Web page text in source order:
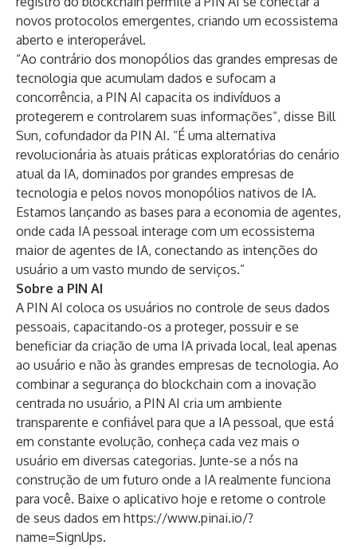
novos protocolos emergentes, criando um ecossistema
aberto e interoperável.
“Ao contrário dos monopólios das grandes empresas de
tecnologia que acumulam dados e sufocam a
concorrência, a PIN AI capacita os indivíduos a
protegerem e controlarem suas informações”, disse Bill
Sun, cofundador da PIN AI. “É uma alternativa
revolucionária às atuais práticas exploratórias do cenário
atual da IA, dominados por grandes empresas de
tecnologia e pelos novos monopólios nativos de IA.
Estamos lançando as bases para a economia de agentes,
onde cada IA ​​pessoal interage com um ecossistema
maior de agentes de IA, conectando as intenções do
usuário a um vasto mundo de serviços.”
Sobre a PIN AI
A PIN AI coloca os usuários no controle de seus dados
pessoais, capacitando-os a proteger, possuir e se
beneficiar da criação de uma IA privada local, leal apenas
ao usuário e não às grandes empresas de tecnologia. Ao
combinar a segurança do blockchain com a inovação
centrada no usuário, a PIN AI cria um ambiente
transparente e confiável para que a IA pessoal, que está
em constante evolução, conheça cada vez mais o
usuário em diversas categorias. Junte-se a nós na
construção de um futuro onde a IA realmente funciona
para você. Baixe o aplicativo hoje e retome o controle
de seus dados em https://www.pinai.io/?
name=SignUps.